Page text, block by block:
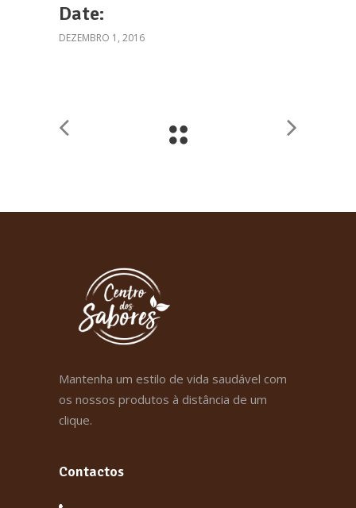
Date:
DEZEMBRO 1, 2016
Mantenha um estilo de vida saudável com
os nossos produtos à distância de um
clique.
Contactos